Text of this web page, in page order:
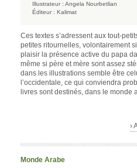
Illustrateur : Angela Nourbetlian
Éditeur : Kalimat
Ces textes s’adressent aux tout-
petites ritournelles, volontairement
plaisir la présence active du papa
même si père et mère sont assez
dans les illustrations semble être
l’occidentale, ce qui conviendra
livres sont destinés, dans le monde
›
Monde Arabe